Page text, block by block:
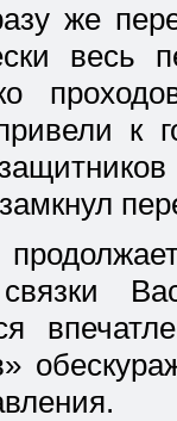
же
к
связки